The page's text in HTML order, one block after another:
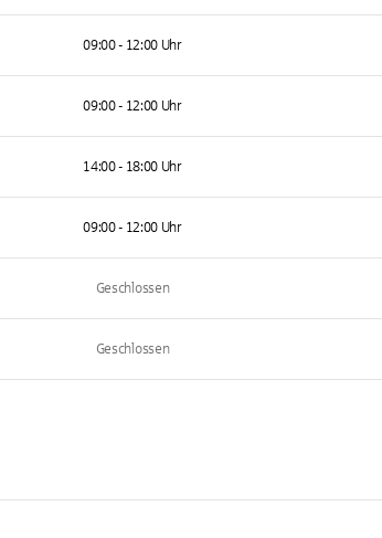
09:00 - 12:00 Uhr
09:00 - 12:00 Uhr
14:00 - 18:00 Uhr
09:00 - 12:00 Uhr
Geschlossen
Geschlossen